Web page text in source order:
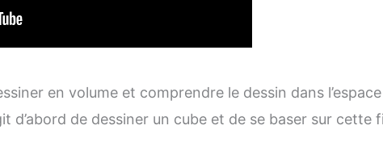
en volume et comprendre le dessin dans l’espace
d’abord de dessiner un cube et de se baser sur